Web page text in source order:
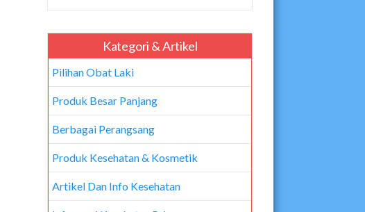
Kategori & Artikel
Pilihan Obat Laki
Produk Besar Panjang
Berbagai Perangsang
Produk Kesehatan & Kosmetik
Artikel Dan Info Kesehatan